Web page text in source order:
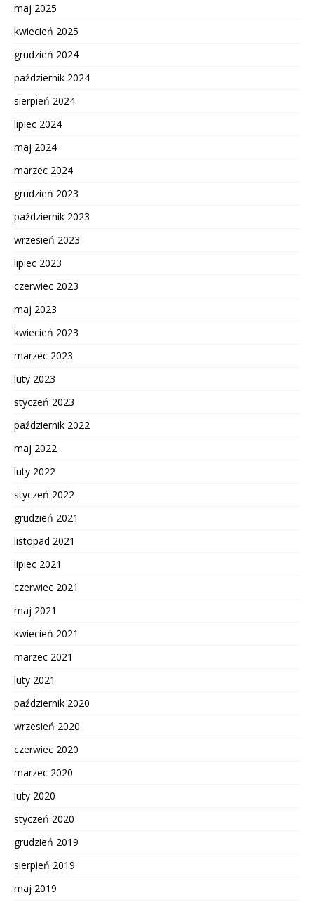
maj 2025
kwiecień 2025
grudzień 2024
październik 2024
sierpień 2024
lipiec 2024
maj 2024
marzec 2024
grudzień 2023
październik 2023
wrzesień 2023
lipiec 2023
czerwiec 2023
maj 2023
kwiecień 2023
marzec 2023
luty 2023
styczeń 2023
październik 2022
maj 2022
luty 2022
styczeń 2022
grudzień 2021
listopad 2021
lipiec 2021
czerwiec 2021
maj 2021
kwiecień 2021
marzec 2021
luty 2021
październik 2020
wrzesień 2020
czerwiec 2020
marzec 2020
luty 2020
styczeń 2020
grudzień 2019
sierpień 2019
maj 2019